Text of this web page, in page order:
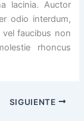
lacinia. Auctor
odio interdum,
vel faucibus non
rhoncus
SIGUIENTE